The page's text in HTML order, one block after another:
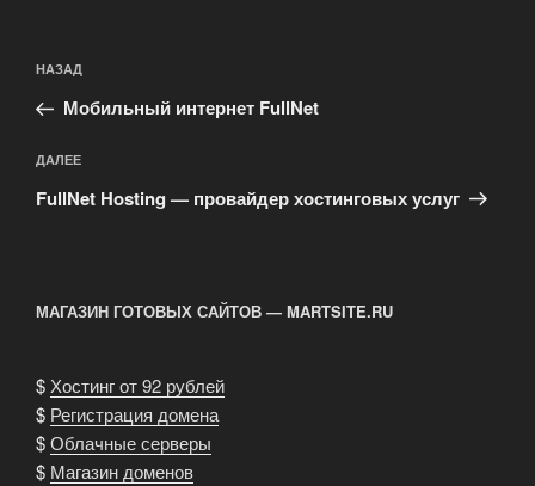
по
записям
Предыдущая
запись:
НАЗАД
Мобильный интернет FullNet
Следующая
запись
ДАЛЕЕ
FullNet Hosting — провайдер хостинговых услуг
МАГАЗИН ГОТОВЫХ САЙТОВ — MARTSITE.RU
$Хостинг от 92 рублей
$ Регистрация домена
$Облачные серверы
$ Магазин доменов